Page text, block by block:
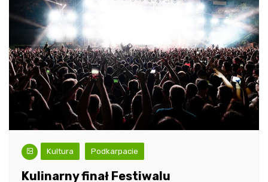
Kultura Podkarpacie
Kulinarny finał Festiwalu